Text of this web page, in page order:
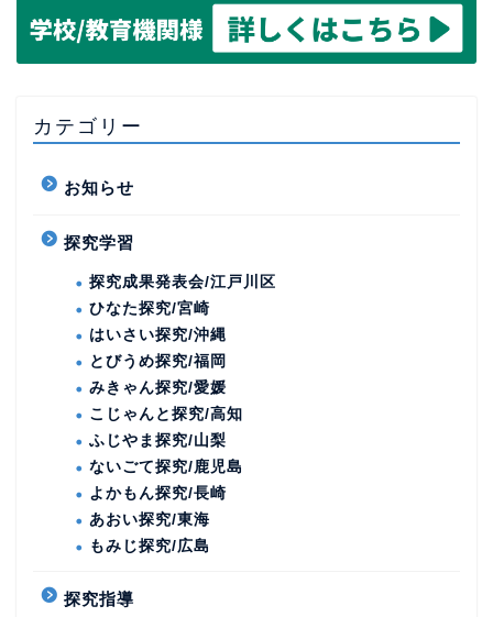
カテゴリー
お知らせ
探究学習
探究成果発表会/江戸川区
ひなた探究/宮崎
はいさい探究/沖縄
とびうめ探究/福岡
みきゃん探究/愛媛
こじゃんと探究/高知
ふじやま探究/山梨
ないごて探究/鹿児島
よかもん探究/長崎
あおい探究/東海
もみじ探究/広島
探究指導